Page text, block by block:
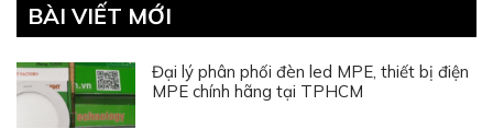
BÀI VIẾT MỚI
Đại lý phân phối đèn led MPE, thiết bị điện
MPE chính hãng tại TPHCM